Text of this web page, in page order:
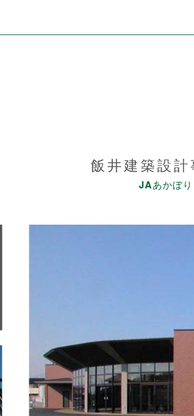
飯井建築設計
JAあかぼり